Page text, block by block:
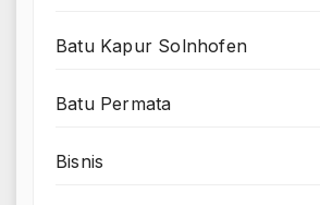
Batu Kapur Solnhofen
Batu Permata
Bisnis